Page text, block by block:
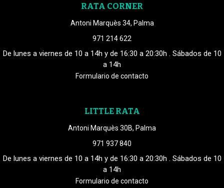
RATA CORNER
Antoni Marquès 34, Palma
971 214 622
De lunes a viernes de 10 a 14h y de 16:30 a 20:30h . Sábados de 10
a 14h
Formulario de contacto
LITTLE RATA
Antoni Marquès 30B, Palma
971 937 840
De lunes a viernes de 10 a 14h y de 16:30 a 20:30h . Sábados de 10
a 14h
Formulario de contacto